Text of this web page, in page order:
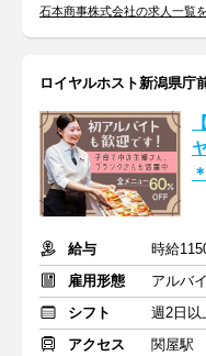
石本商事株式会社の求人一覧
ロイヤルホスト新潟県庁
給与
時給
雇用形態
アルバ
シフト
週2日以
アクセス
関屋駅